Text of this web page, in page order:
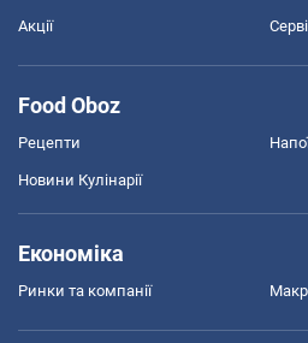
Акції
Food Oboz
Рецепти
Новини Кулінарії
Економіка
Ринки та компанії